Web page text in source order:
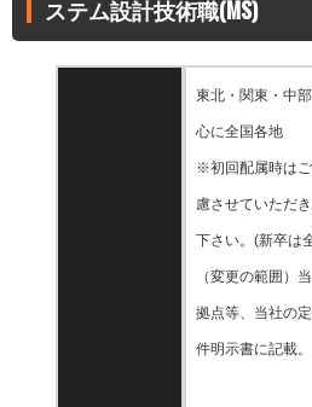
ステム設計技術職(MS)
東北・関東・中
心に全国各地
※初回配属時は
慮させていただ
下さい。(新卒は
（変更の範囲）
拠点等、当社の
件明示書に記載。